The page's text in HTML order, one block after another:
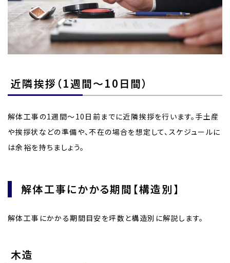
近隣挨拶（1週間〜10日間）
解体工事の1週間〜10日前までに近隣挨拶を行います。手土産
や挨拶状などの準備や、不在の場合を想定して、スケジュールに
は余裕を持ちましょう。
解体工事にかかる期間【構造別】
解体工事にかかる期間目安を坪数と構造別に解説します。
木造